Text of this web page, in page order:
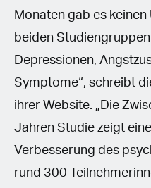
Monaten gab es
beiden
Depressionen,
Symptome“, schreibt
ihrer Website. „Die
Jahren Studie zeigt
Verbesserung des
rund 300